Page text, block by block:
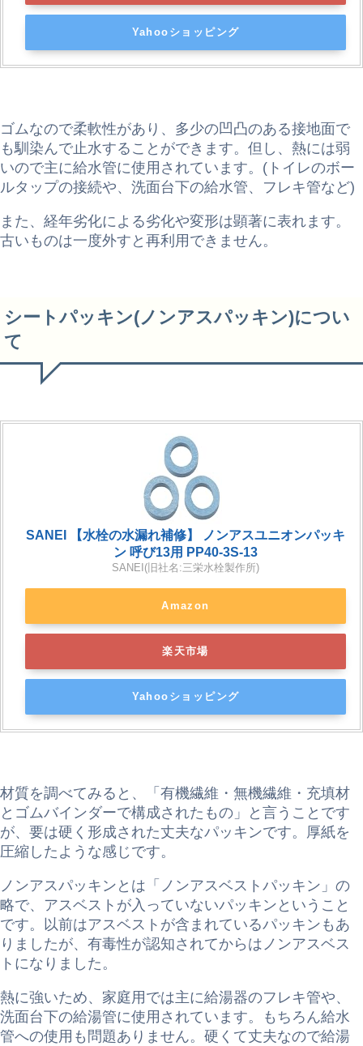
Yahooショッピング
ゴムなので柔軟性があり、多少の凹凸のある接地面で
も馴染んで止水することができます。但し、 熱には弱
いので主に給水管に使用されています。(トイレのボー
ルタップの接続や、洗面台下の給水管、フレキ管など)
また、経年劣化による劣化や変形は顕著に表れます。
古いものは一度外すと再利用できません。
シートパッキン(ノンアスパッキン)につい
て
SANEI 【水栓の水漏れ補修】 ノンアスユニオンパッキ
ン 呼び13用 PP40-3S-13
SANEI(旧社名:三栄水栓製作所)
Amazon
楽天市場
Yahooショッピング
材質を調べてみると、「有機繊維・無機繊維・充填材
とゴムバインダーで構成されたもの」と言うことです
が、要は硬く形成された丈夫なパッキンです。厚紙を
圧縮したような感じです。
ノンアスパッキンとは「ノンアスベストパッキン」の
略で、アスベストが入っていないパッキンということ
です。以前はアスベストが含まれているパッキンもあ
りましたが、有毒性が認知されてからはノンアスベス
トになりました。
熱に強いため、家庭用では主に給湯器のフレキ管や、
洗面台下の給湯管に使用されています。
もちろん給水
管への使用も問題ありません。硬くて丈夫なので給湯